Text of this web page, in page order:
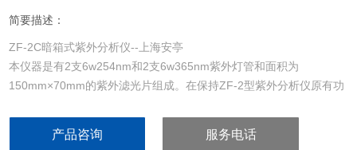
简要描述：
ZF-2C暗箱式紫外分析仪--上海安亭
本仪器是有2支6w254nm和2支6w365nm紫外灯管和面积为
150mm×70mm的紫外滤光片组成。在保持ZF-2型紫外分析仪原有功
样品室后，灯管在10秒钟后自动熄灭，提高了用户的操作简单性。
产品咨询 服务电话